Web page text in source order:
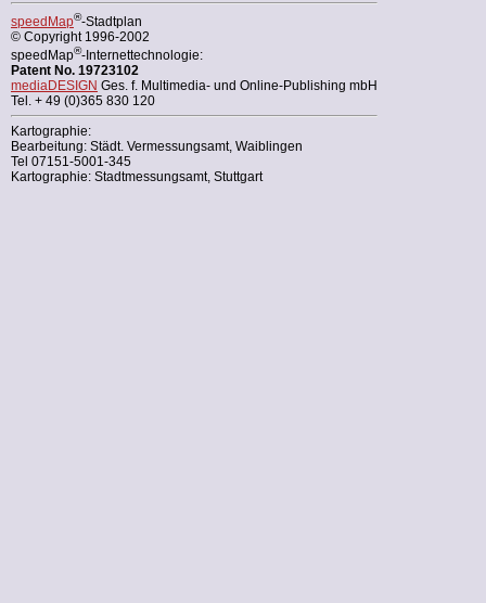
speedMap®-Stadtplan
© Copyright 1996-2002
speedMap®-Internettechnologie:
Patent No. 19723102
mediaDESIGN Ges. f. Multimedia- und Online-Publishing mbH
Tel. + 49 (0)365 830 120
Kartographie:
Bearbeitung: Städt. Vermessungsamt, Waiblingen
Tel 07151-5001-345
Kartographie: Stadtmessungsamt, Stuttgart